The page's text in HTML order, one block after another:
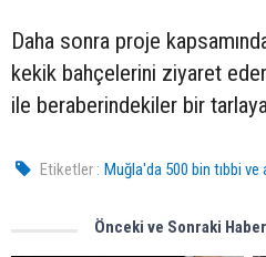
Daha sonra proje
kekik bahçelerini ziyaret
ile beraberindekiler bir
Etiketler : Muğla'da 500 bin tıbbi ve
Önceki ve Sonraki